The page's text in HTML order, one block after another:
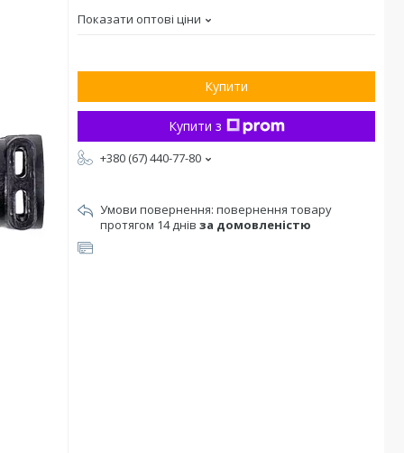
Показати оптові ціни
Купити
Купити з
+380 (67) 440-77-80
повернення товару
протягом 14 днів за домовленістю